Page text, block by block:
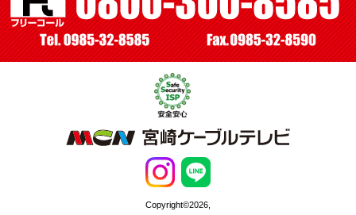
Copyright©2026,